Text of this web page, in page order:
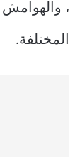
، والهوامش
المختلفة.